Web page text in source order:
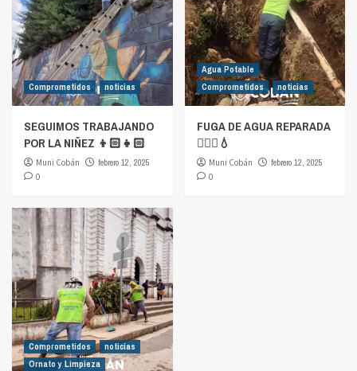
Comprometidos noticias
SEGUIMOS TRABAJANDO
POR LA NIÑEZ 👦🏻👧🏻
Muni Cobán
febrero 12, 2025
0
Agua Potable
Comprometidos
noticias
FUGA DE AGUA REPARADA
👷🏻‍♂️💧
Muni Cobán
febrero 12, 2025
0
Comprometidos
noticias
Ornato y Limpieza